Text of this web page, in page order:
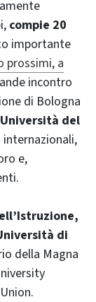
compie 20
importante
prossimi, a
incontro
di Bologna
del
internazionali,
e,
di
della Magna